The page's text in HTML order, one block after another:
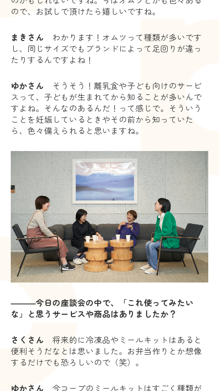
ので、お試しで頂けたら嬉しいですね。
まきさん わかります！オムツって種類が多いです
し、同じサイズでもブランドによって足回りが違っ
たりするんですよね！
ゆかさん そうそう！離乳食や子ども向けのサービ
スって、子どもが生まれてから知ることが多いんで
すよね。そんなのあるんだ！って感じで。そういう
ことを妊娠しているときやその前から知っていた
ら、色々備えられると思いますね。
―――今日の座談会の中で、「これ使ってみたい
な」と思うサービスや商品はありましたか？
さくさん将来的に冷凍品やミールキットはあると
便利そうだなとは思いました。お弁当作りとか想像
するだけでも恐ろしいので（笑）。
ゆかさん今コープのミールキットはすごく種類が